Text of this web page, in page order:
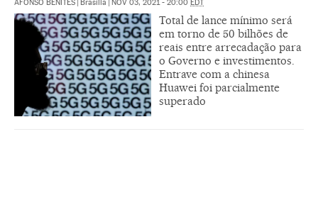
AFONSO BENITES Brasília NOV 03, 2021 - 20:00 EDT
Total de lance mínimo será
em torno de 50 bilhões de
reais entre arrecadação para
o Governo e investimentos.
Entrave com a chinesa
Huawei foi parcialmente
superado